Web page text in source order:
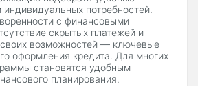
потребностей.
с финансовыми
скрытых платежей и
своих возможностей — ключевые
оформления кредита. Для многих
становятся удобным
планирования.